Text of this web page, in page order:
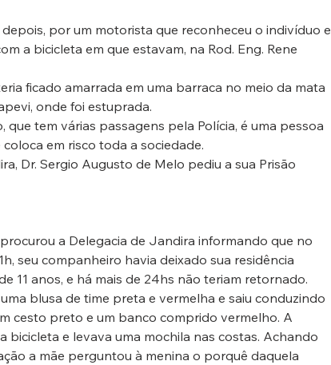
por um motorista que reconheceu o indivíduo e
a bicicleta em que estavam, na Rod. Eng. Rene
ficado amarrada em uma barraca no meio da mata
onde foi estuprada.
que tem várias passagens pela Polícia, é uma pessoa
em risco toda a sociedade.
Dr. Sergio Augusto de Melo pediu a sua Prisão
procurou a Delegacia de Jandira informando que no
seu companheiro havia deixado sua residência
11 anos, e há mais de 24hs não teriam retornado.
blusa de time preta e vermelha e saiu conduzindo
cesto preto e um banco comprido vermelho. A
bicicleta e levava uma mochila nas costas. Achando
a mãe perguntou à menina o porquê daquela